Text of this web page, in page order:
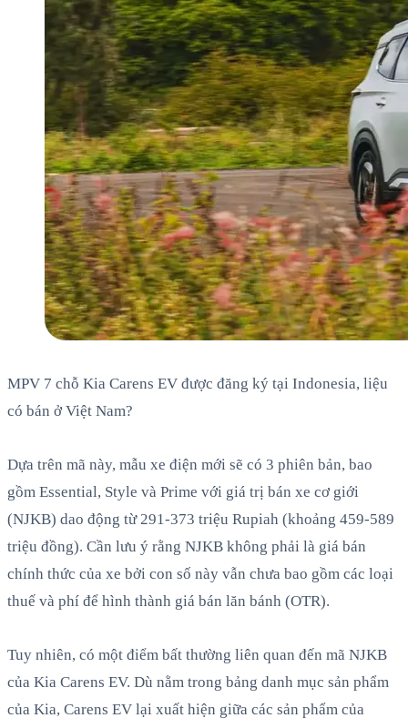
MPV 7 chỗ Kia Carens EV được đăng ký tại Indonesia, liệu
có bán ở Việt Nam?
Dựa trên mã này, mẫu xe điện mới sẽ có 3 phiên bản, bao
gồm Essential, Style và Prime với giá trị bán xe cơ giới
(NJKB) dao động từ 291-373 triệu Rupiah (khoảng 459-589
triệu đồng). Cần lưu ý rằng NJKB không phải là giá bán
chính thức của xe bởi con số này vẫn chưa bao gồm các loại
thuế và phí để hình thành giá bán lăn bánh (OTR).
Tuy nhiên, có một điểm bất thường liên quan đến mã NJKB
của Kia Carens EV. Dù nằm trong bảng danh mục sản phẩm
của Kia, Carens EV lại xuất hiện giữa các sản phẩm của